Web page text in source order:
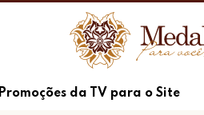
Promoções da TV para o Site